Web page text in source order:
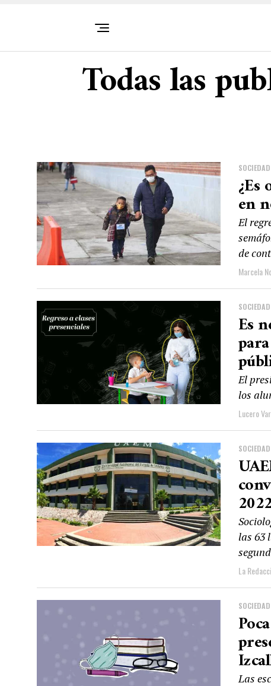
Todas las
SOCIEDAD
¿Es
en
El
de
Marcela
SOCIEDAD
Es
El
los
Lucero
SOCIEDAD
las 63
La
SOCIEDAD
Las